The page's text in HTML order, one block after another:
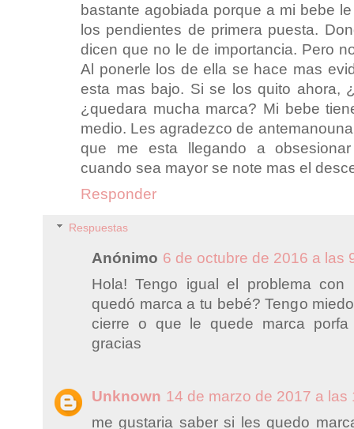
bastante agobiada porque a mi bebe
los pendientes de primera puesta.
dicen que no le de importancia. Pero
Al ponerle los de ella se hace mas
esta mas bajo. Si se los quito ahora,
¿quedara mucha marca? Mi bebe
medio. Les agradezco de
que me esta llegando a
cuando sea mayor se note mas el
Responder
Respuestas
Anónimo 6 de octubre de 2016 a las
Hola! Tengo igual el problema
quedó marca a tu bebé? Tengo
cierre o que le quede marca porfa
gracias
Unknown 14 de marzo de 2017 a las
me gustaria saber si les quedo